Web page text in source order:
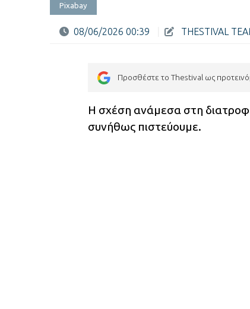
Pixabay
08/06/2026 00:39 THESTIVAL
Προσθέστε το Thestival ως
Η σχέση ανάμεσα στη
συνήθως πιστεύουμε.